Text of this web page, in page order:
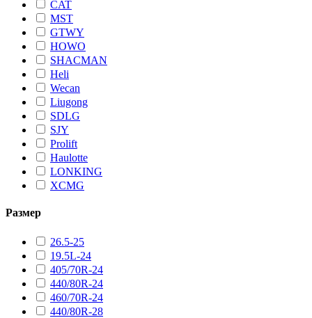
CAT
MST
GTWY
HOWO
SHACMAN
Heli
Wecan
Liugong
SDLG
SJY
Prolift
Haulotte
LONKING
XCMG
Размер
26.5-25
19.5L-24
405/70R-24
440/80R-24
460/70R-24
440/80R-28